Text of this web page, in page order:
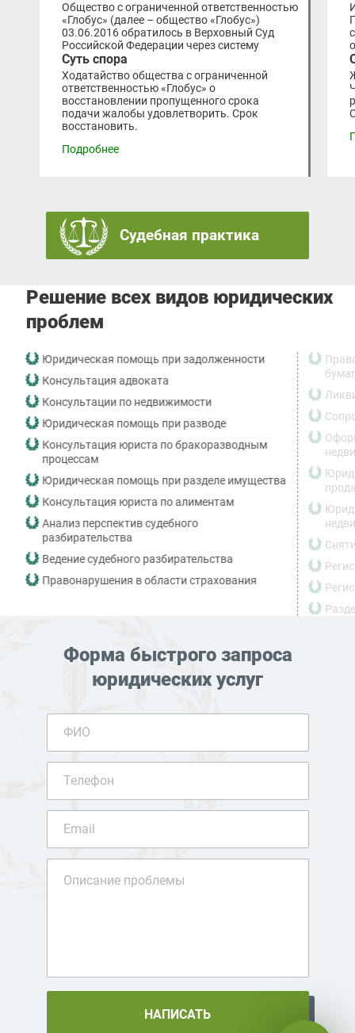
Общество с ограниченной ответственностью
«Глобус» (далее – общество «Глобус»)
03.06.2016 обратилось в Верховный Суд
Российской Федерации через систему
Суть спора
Ходатайство общества с ограниченной
ответственностью «Глобус» о
восстановлении пропущенного срока
подачи жалобы удовлетворить. Срок
восстановить.
Подробнее
Судебная практика
Решение всех видов юридических
проблем
Юридическая помощь при задолженности
Консультация адвоката
Консультации по недвижимости
Юридическая помощь при разводе
Консультация юриста по бракоразводным
процессам
Юридическая помощь при разделе имущества
Консультация юриста по алиментам
Анализ перспектив судебного
разбирательства
Ведение судебного разбирательства
Правонарушения в области страхования
бумаг
Форма быстрого запроса
юридических услуг